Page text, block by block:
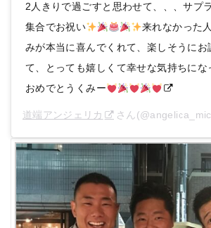
2人きりで過ごすと思わせて、、、サプ
集合でお祝い
来れなかった
みが本当に喜んでくれて、楽しそうにお
て、とっても嬉しくて幸せな気持ちにな
おめでとうくみー
道端アンジェリカ さん